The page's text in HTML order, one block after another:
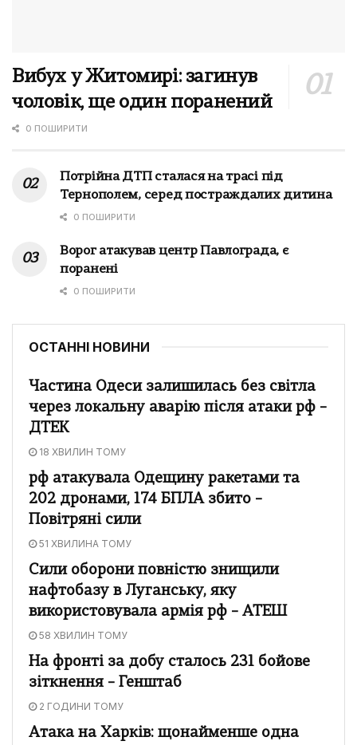
Вибух у Житомирі: загинув
чоловік, ще один поранений
0 ПОШИРИТИ
Потрійна ДТП сталася на трасі під
Тернополем, серед постраждалих дитина
0 ПОШИРИТИ
Ворог атакував центр Павлограда, є
поранені
0 ПОШИРИТИ
ОСТАННІ НОВИНИ
Частина Одеси залишилась без світла
через локальну аварію після атаки рф –
ДТЕК
18 ХВИЛИН ТОМУ
рф атакувала Одещину ракетами та
202 дронами, 174 БПЛА збито –
Повітряні сили
51 ХВИЛИНА ТОМУ
Сили оборони повністю знищили
нафтобазу в Луганську, яку
використовувала армія рф – АТЕШ
58 ХВИЛИН ТОМУ
На фронті за добу сталось 231 бойове
зіткнення – Генштаб
2 ГОДИНИ ТОМУ
Атака на Харків: щонайменше одна